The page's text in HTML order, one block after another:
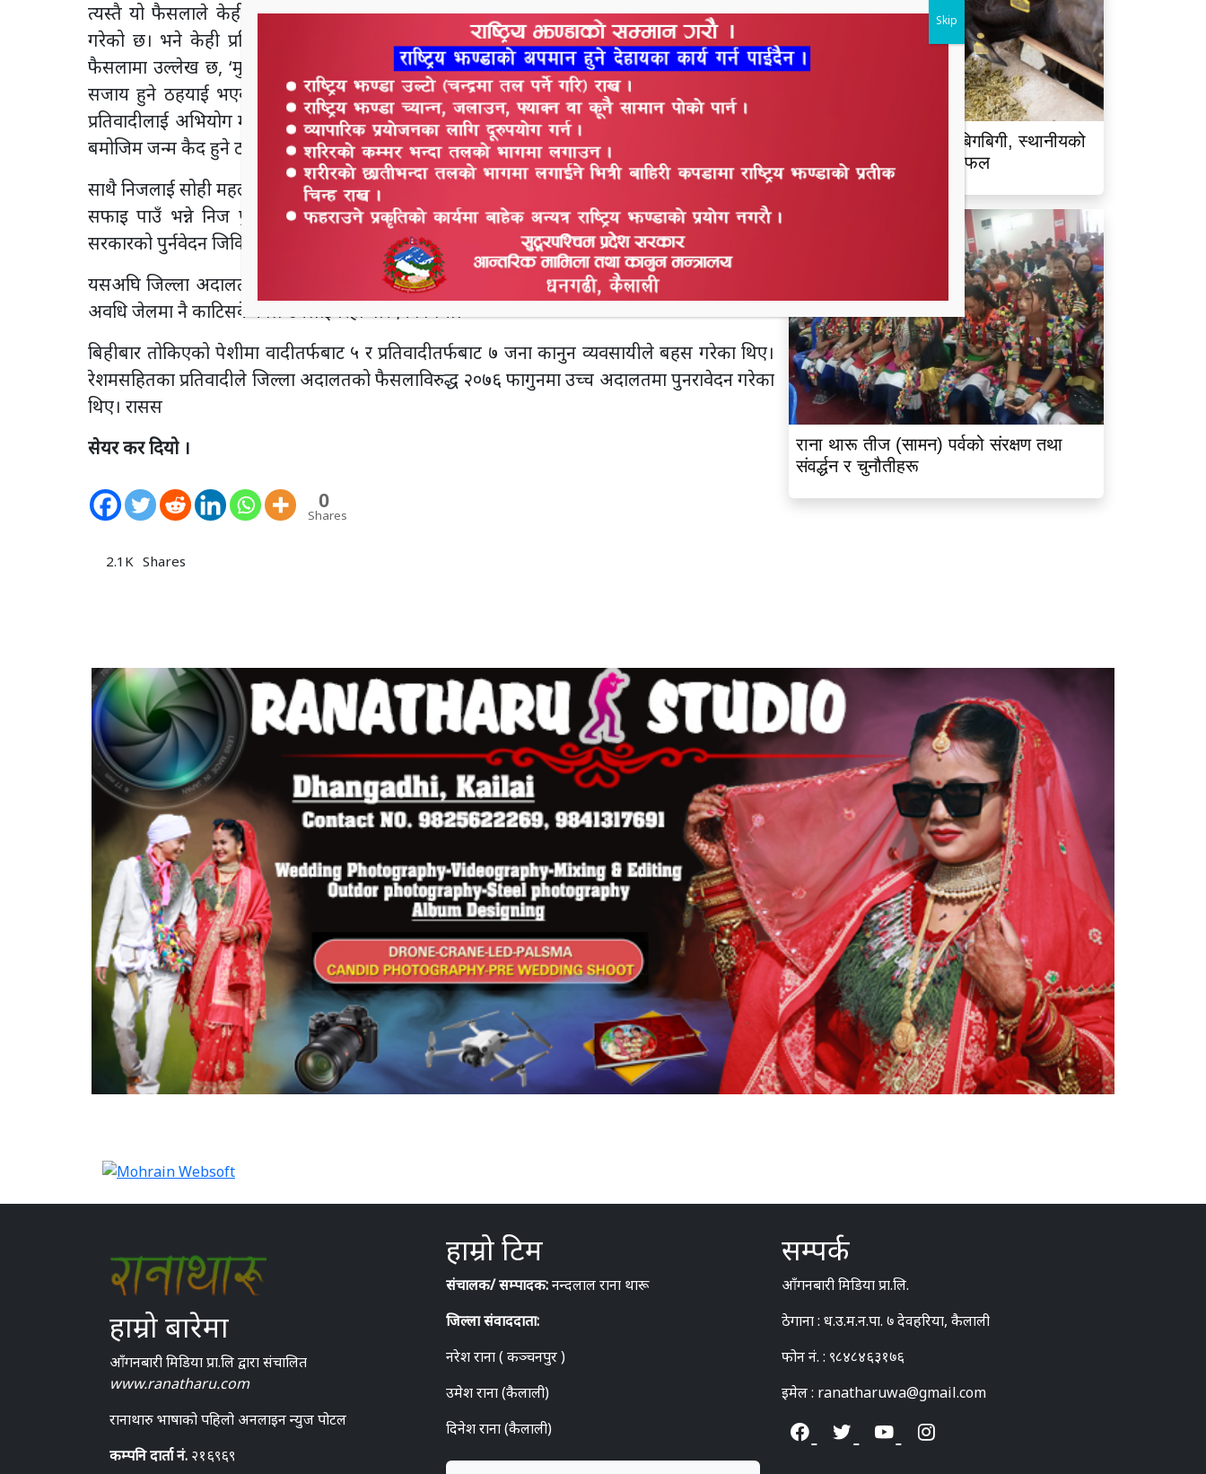
त्यस्तै यो फैसलाले केहीको हकमा जिल्ला अदालत कैलालीको २०७५ फागुन २२ गतेको फैसलालाई सदर
गरेको छ। भने केही प्रतिवादीको हकमा उल्टिएको देखिएको छ। प्रतिवादी लक्ष्मण थारुको हकमा भएको
फैसलामा उल्लेख छ, ‘मुलुकी ऐन ज्यान सम्बन्धी महलको १ नं. को कसुरमा सो महलको १७ (३) बमोजिम
सजाय हुने ठहयाई भएको सुरु अदालतको फैसला मिलेको नदेखिदा निजको हकमा केही उल्टी भई निज
प्रतिवादीलाई अभियोग माग दाबी बमोजिम ज्यान सम्बन्धी महलको १ नं. को कसुरमा सोही महलको १३(४)
बमोजिम जन्म कैद हुने ठहर छ।’
साथै निजलाई सोही महलको १५ नं बमोजिम ज्यान मार्ने उद्योगमा ५ वर्ष कैद समेत हुने ठहर छ। अभियोग वादी
सफाइ पाउँ भन्ने निज पुनर्वेदक प्रतिवादीको पुर्नवेदन जिकिर पुग्न सक्दैन। डाँका चोरी तर्फ वादी नेपाल
सरकारको पुर्नवेदन जिकिर पुुग्न सक्दैन, सो फैसलामा भनिएको छ।
यसअघि जिल्ला अदालत कैलालीले थरुहट नेता लक्ष्मण थारुलाई ३ वर्ष जेल सजाय सुनाइएको थियो। उक्त
अवधि जेलमा नै काटिसकेकाले उनलाई रिहा गरिएको थियो।
बिहीबार तोकिएको पेशीमा वादीतर्फबाट ५ र प्रतिवादीतर्फबाट ७ जना कानुन व्यवसायीले बहस गरेका थिए।
रेशमसहितका प्रतिवादीले जिल्ला अदालतको फैसलाविरुद्ध २०७६ फागुनमा उच्च अदालतमा पुनरावेदन गरेका
थिए। रासस
सेयर कर दियो ।
0
Shares
2.1K Shares
लालझाडीमा भैंसी चोरीको बिगबिगी, स्थानीयको
सक्रियतापछि चोर भाग्न सफल
राना थारू तीज (सामन) पर्वको संरक्षण तथा
संवर्द्धन र चुनौतीहरू
हाम्रो बारेमा
आँगनबारी मिडिया प्रा.लि द्वारा संचालित
www.ranatharu.com
रानाथारु भाषाको पहिलो अनलाइन न्युज पोटल
कम्पनि दार्ता नं. २१६९६९
हाम्रो टिम
संचालक/ सम्पादक:नन्दलाल राना थारू
जिल्ला संवाददाता:
नरेश राना ( कञ्चनपुर )
उमेश राना (कैलाली)
दिनेश राना (कैलाली)
सम्पर्क
आँगनबारी मिडिया प्रा.लि.
ठेगाना : ध.उ.म.न.पा. ७ देवहरिया, कैलाली
फोन नं. : ९८४८४६३१७६
इमेल : ranatharuwa@gmail.com
Skip